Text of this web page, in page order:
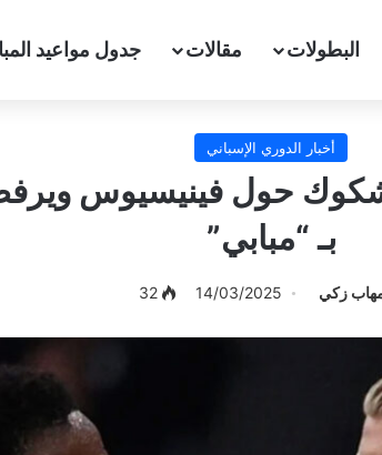
البطولات مقالات جدول مواعيد
أخبار الدوري الإسباني
حول فينيسيوس
بـ “مبابي”
زكي 14/03/2025
32